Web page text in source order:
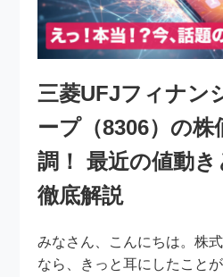
三菱UFJフィナン
ープ（8306）の株
調！ 最近の値動
徹底解説
みなさん、こんにちは。株
なら、きっと耳にしたこと